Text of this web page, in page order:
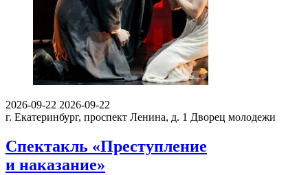
2026-09-22 2026-09-22
г. Екатеринбург, проспект Ленина, д. 1 Дворец молодежи
Спектакль «Преступление
и наказание»